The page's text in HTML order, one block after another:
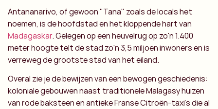
Antananarivo, of gewoon "Tana" zoals de locals het
noemen, is de hoofdstad en het kloppende hart van
Madagaskar. Gelegen op een heuvelrug op zo'n 1.400
meter hoogte telt de stad zo'n 3,5 miljoen inwoners en is
verreweg de grootste stad van het eiland.
Overal zie je de bewijzen van een bewogen geschiedenis:
koloniale gebouwen naast traditionele Malagasy huizen
van rode baksteen en antieke Franse Citroën-taxi’s die al